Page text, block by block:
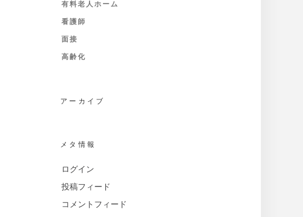
有料老人ホーム
看護師
面接
高齢化
アーカイブ
メタ情報
ログイン
投稿フィード
コメントフィード